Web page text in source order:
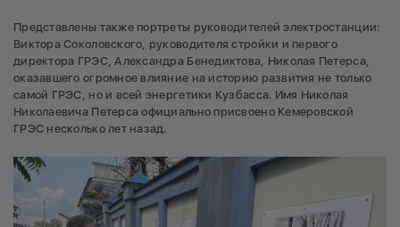
Представлены также портреты руководителей электростанции:
Виктора Соколовского, руководителя стройки и первого
директора ГРЭС, Александра Бенедиктова, Николая Петерса,
оказавшего огромное влияние на историю развития не только
самой ГРЭС, но и всей энергетики Кузбасса. Имя Николая
Николаевича Петерса официально присвоено Кемеровской
ГРЭС несколько лет назад.